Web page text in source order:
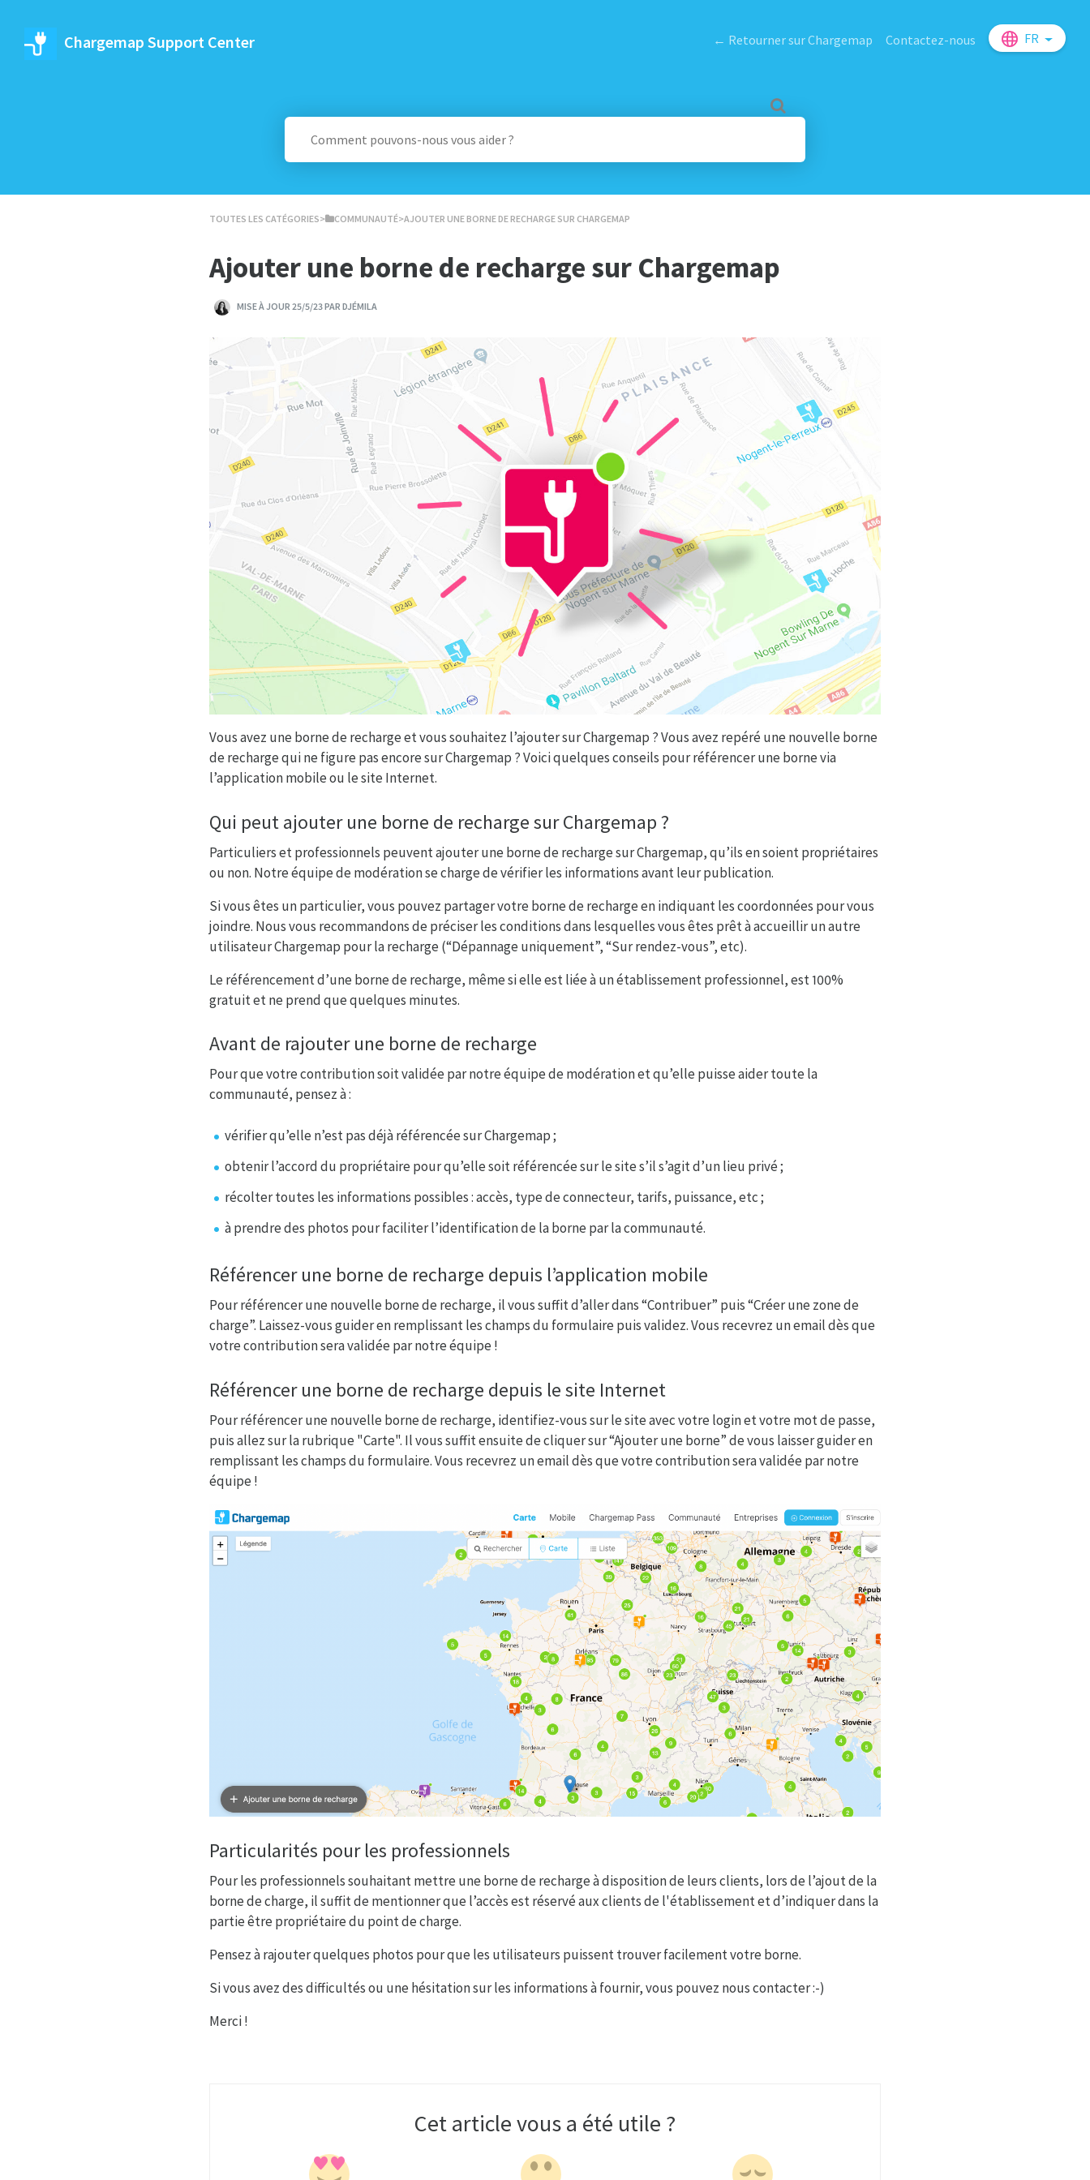
Chargemap Support Center ← Retourner sur Chargemap Contactez-nous FR
TOUTES LES CATÉGORIES​>​ ​COMMUNAUTÉ​>​ AJOUTER UNE BORNE DE RECHARGE SUR CHARGEMAP
Ajouter une borne de recharge sur Chargemap
MISE À JOUR 25/5/23 PAR DJÉMILA
Vous avez une borne de recharge et vous souhaitez l’ajouter sur Chargemap ? Vous avez repéré une nouvelle borne
de recharge qui ne figure pas encore sur Chargemap ? Voici quelques conseils pour référencer une borne via
l’application mobile ou le site Internet.
Qui peut ajouter une borne de recharge sur Chargemap ?
Particuliers et professionnels peuvent ajouter une borne de recharge sur Chargemap, qu’ils en soient propriétaires
ou non. Notre équipe de modération se charge de vérifier les informations avant leur publication.
Si vous êtes un particulier, vous pouvez partager votre borne de recharge en indiquant les coordonnées pour vous
joindre. Nous vous recommandons de préciser les conditions dans lesquelles vous êtes prêt à accueillir un autre
utilisateur Chargemap pour la recharge (“Dépannage uniquement”, “Sur rendez-vous”, etc).
Le référencement d’une borne de recharge, même si elle est liée à un établissement professionnel, est 100%
gratuit et ne prend que quelques minutes.
Avant de rajouter une borne de recharge
Pour que votre contribution soit validée par notre équipe de modération et qu’elle puisse aider toute la
communauté, pensez à :
vérifier qu’elle n’est pas déjà référencée sur Chargemap ;
obtenir l’accord du propriétaire pour qu’elle soit référencée sur le site s’il s’agit d’un lieu privé ;
récolter toutes les informations possibles : accès, type de connecteur, tarifs, puissance, etc ;
à prendre des photos pour faciliter l’identification de la borne par la communauté.
Référencer une borne de recharge depuis l’application mobile
Pour référencer une nouvelle borne de recharge, il vous suffit d’aller dans “Contribuer” puis “Créer une zone de
charge”. Laissez-vous guider en remplissant les champs du formulaire puis validez. Vous recevrez un email dès que
votre contribution sera validée par notre équipe !
Référencer une borne de recharge depuis le site Internet
Pour référencer une nouvelle borne de recharge, identifiez-vous sur le site avec votre login et votre mot de passe,
puis allez sur la rubrique "Carte". Il vous suffit ensuite de cliquer sur “Ajouter une borne” de vous laisser guider en
remplissant les champs du formulaire. Vous recevrez un email dès que votre contribution sera validée par notre
équipe !
Particularités pour les professionnels
Pour les professionnels souhaitant mettre une borne de recharge à disposition de leurs clients, lors de l’ajout de la
borne de charge, il suffit de mentionner que l’accès est réservé aux clients de l'établissement et d’indiquer dans la
partie être propriétaire du point de charge.
Pensez à rajouter quelques photos pour que les utilisateurs puissent trouver facilement votre borne.
Si vous avez des difficultés ou une hésitation sur les informations à fournir, vous pouvez nous contacter :-)
Merci !
Cet article vous a été utile ?